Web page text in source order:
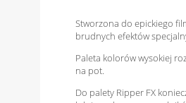
Stworzona do epickiego
brudnych efektów
Paleta kolorów wysokiej
na pot.
Do palety Ripper FX